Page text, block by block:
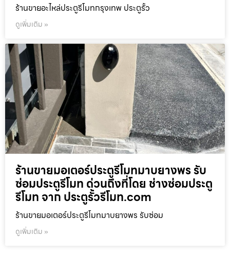
ร้านขายอะไหล่ประตูรีโมทกรุงเทพ ประตูรั้ว
ดูเพิ่มเติม »
ร้านขายมอเตอร์ประตูรีโมทมาบยางพร รับ
ซ่อมประตูรีโมท ด่วนถึงที่โดย ช่างซ่อมประตู
รีโมท จาก ประตูรั้วรีโมท.com
ร้านขายมอเตอร์ประตูรีโมทมาบยางพร รับซ่อม
ดูเพิ่มเติม »